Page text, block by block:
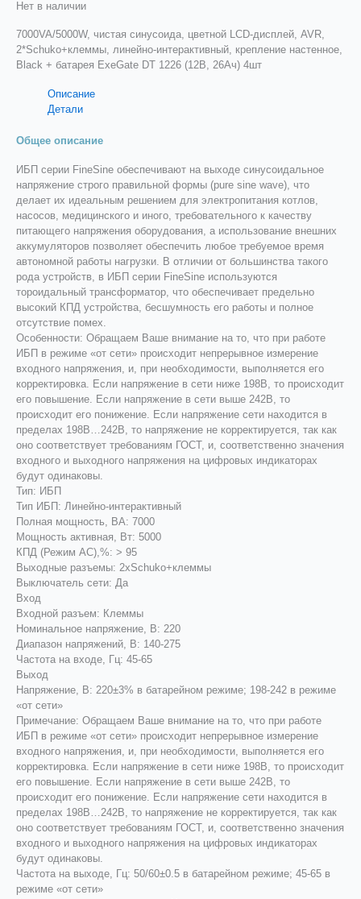
Нет в наличии
7000VA/5000W, чистая синусоида, цветной LCD-дисплей, AVR,
2*Schuko+клеммы, линейно-интерактивный, крепление настенное,
Black + батарея ExeGate DT 1226 (12В, 26Ач) 4шт
Описание
Детали
Общее описание
ИБП серии FineSine обеспечивают на выходе синусоидальное
напряжение строго правильной формы (pure sine wave), что
делает их идеальным решением для электропитания котлов,
насосов, медицинского и иного, требовательного к качеству
питающего напряжения оборудования, а использование внешних
аккумуляторов позволяет обеспечить любое требуемое время
автономной работы нагрузки. В отличии от большинства такого
рода устройств, в ИБП серии FineSine используются
тороидальный трансформатор, что обеспечивает предельно
высокий КПД устройства, бесшумность его работы и полное
отсутствие помех.
Особенности: Обращаем Ваше внимание на то, что при работе
ИБП в режиме «от сети» происходит непрерывное измерение
входного напряжения, и, при необходимости, выполняется его
корректировка. Если напряжение в сети ниже 198В, то происходит
его повышение. Если напряжение в сети выше 242В, то
происходит его понижение. Если напряжение сети находится в
пределах 198В…242В, то напряжение не корректируется, так как
оно соответствует требованиям ГОСТ, и, соответственно значения
входного и выходного напряжения на цифровых индикаторах
будут одинаковы.
Тип: ИБП
Тип ИБП: Линейно-интерaктивный
Полная мощность, ВА: 7000
Мощность активная, Вт: 5000
КПД (Режим AC),%: > 95
Выходные разъемы: 2xSchuko+клеммы
Выключатель сети: Да
Вход
Входной разъем: Клеммы
Номинальное напряжение, В: 220
Диапазон напряжений, В: 140-275
Частота на входе, Гц: 45-65
Выход
Напряжение, В: 220±3% в батарейном режиме; 198-242 в режиме
«от сети»
Примечание: Обращаем Ваше внимание на то, что при работе
ИБП в режиме «от сети» происходит непрерывное измерение
входного напряжения, и, при необходимости, выполняется его
корректировка. Если напряжение в сети ниже 198В, то происходит
его повышение. Если напряжение в сети выше 242В, то
происходит его понижение. Если напряжение сети находится в
пределах 198В…242В, то напряжение не корректируется, так как
оно соответствует требованиям ГОСТ, и, соответственно значения
входного и выходного напряжения на цифровых индикаторах
будут одинаковы.
Частота на выходе, Гц: 50/60±0.5 в батарейном режиме; 45-65 в
режиме «от сети»